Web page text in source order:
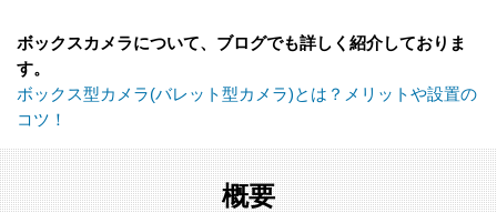
ボックスカメラについて、ブログでも詳しく紹介しておりま
す。
ボックス型カメラ(バレット型カメラ)とは？メリットや設置の
コツ！
概要